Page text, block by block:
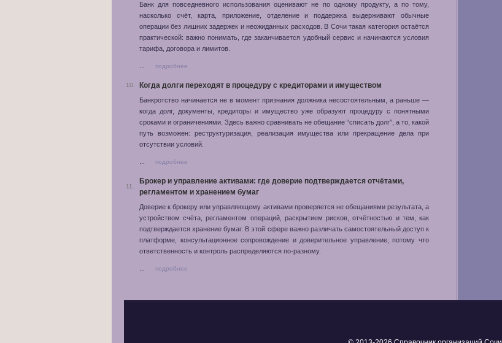
Банк для повседневного использования оценивают не по одному продукту, а по тому,
насколько счёт, карта, приложение, отделение и поддержка выдерживают обычные
операции без лишних задержек и неожиданных расходов. В Сочи такая категория остаётся
практической: важно понимать, где заканчивается удобный сервис и начинаются условия
тарифа, договора и лимитов.
подробнее
10. Когда долги переходят в процедуру с кредиторами и имуществом
Банкротство начинается не в момент признания должника несостоятельным, а раньше —
когда долг, документы, кредиторы и имущество уже образуют процедуру с понятными
сроками и ограничениями. Здесь важно сравнивать не обещание “списать долг”, а то, какой
путь возможен: реструктуризация, реализация имущества или прекращение дела при
отсутствии условий.
подробнее
11.
Брокер и управление активами: где доверие подтверждается отчётами,
регламентом и хранением бумаг
Доверие к брокеру или управляющему активами проверяется не обещаниями результата, а
устройством счёта, регламентом операций, раскрытием рисков, отчётностью и тем, как
подтверждается хранение бумаг. В этой сфере важно различать самостоятельный доступ к
платформе, консультационное сопровождение и доверительное управление, потому что
ответственность и контроль распределяются по-разному.
подробнее